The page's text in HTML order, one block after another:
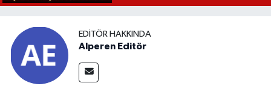
EDITÖR HAKKINDA
Alperen Editör